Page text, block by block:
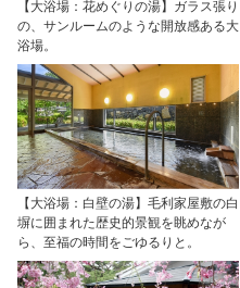
【大浴場：花めぐりの湯】ガラス張り
の、サンルームのような開放感ある大
浴場。
【大浴場：白壁の湯】毛利家屋敷の白
塀に囲まれた歴史的景観を眺めなが
ら、至福の時間をごゆるりと。